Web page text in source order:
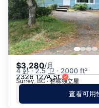
价格 - $$$ 到 $
价格 - $ 到 $$$
$3,280/月
4 卧 · 2.5 卫 · 2000 ft²
2326 127A St.
Surrey, BC · 整栋独立屋
查看可用